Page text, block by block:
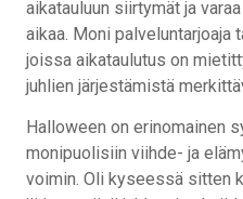
aikatauluun siirtymät ja
aikaa. Moni palveluntarjoaja
joissa aikataulutus on
juhlien järjestämistä
Halloween on erinomainen
monipuolisiin viihde- ja
voimin. Oli kyseessä sitten